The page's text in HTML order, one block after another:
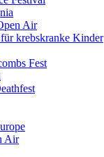
Air
krebskranke Kinder
Fest
Air